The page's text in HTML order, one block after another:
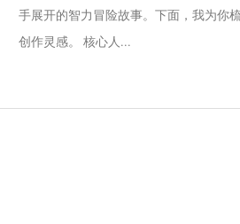
手展开的智力冒险故事。下面，我为你
创作灵感。 核心人...